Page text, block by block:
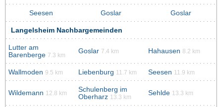
Seesen Goslar Goslar
Langelsheim Nachbargemeinden
Lutter am
Barenberge 7.3 km
Goslar 7.4 km Hahausen 8.2 km
Wallmoden 9.5 km Liebenburg 11.7 km Seesen 11.9 km
Wildemann 12.8 km
Schulenberg im
Oberharz 13.3 km
Sehlde 13.3 km